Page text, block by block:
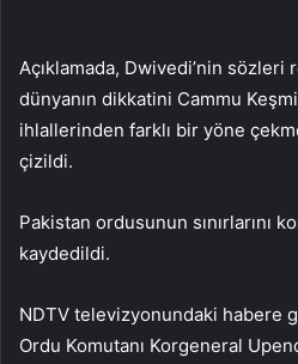
Açıklamada, Dwivedi’nin
dünyanın dikkatini Cammu
ihlallerinden farklı bir yöne
çizildi.
Pakistan ordusunun sınırlarını
kaydedildi.
NDTV televizyonundaki habere
Ordu Komutanı Korgeneral